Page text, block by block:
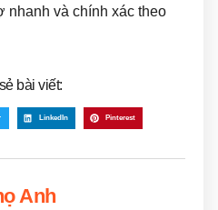
nhanh và chính xác theo
bài viết:
LinkedIn Pinterest
Anh